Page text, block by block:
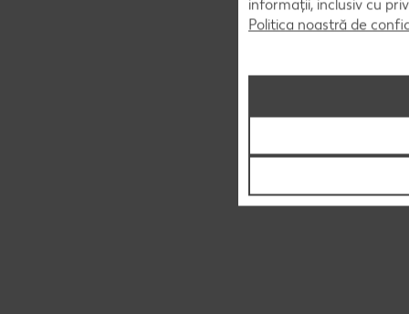
informații, inclusiv cu
Politica noastră de